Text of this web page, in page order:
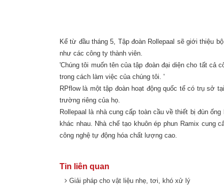
Kể từ đầu tháng 5, Tập đoàn Rollepaal sẽ giới thiệu
như các công ty thành viên.
'Chúng tôi muốn tên của tập đoàn đại diện cho tất cả
trong cách làm việc của chúng tôi. '
RPflow là một tập đoàn hoạt động quốc tế có trụ sở
trường riêng của họ.
Rollepaal là nhà cung cấp toàn cầu về thiết bị đùn
khác nhau. Nhà chế tạo khuôn ép phun Ramix cung
công nghệ tự động hóa chất lượng cao.
Tin liên quan
Giải pháp cho vật liệu nhẹ, tơi, khó xử lý